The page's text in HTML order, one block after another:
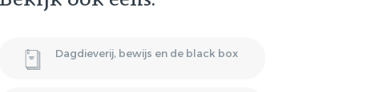
HUURPRIJSVERLAGING
Dagdieverij, bewijs en de black box